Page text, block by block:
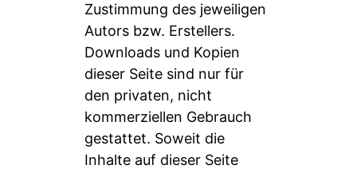
Zustimmung des jeweiligen
Autors bzw. Erstellers.
Downloads und Kopien
dieser Seite sind nur für
den privaten, nicht
kommerziellen Gebrauch
gestattet. Soweit die
Inhalte auf dieser Seite